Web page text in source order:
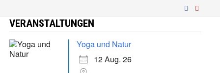
VERANSTALTUNGEN
Yoga und Natur
12 Aug. 26